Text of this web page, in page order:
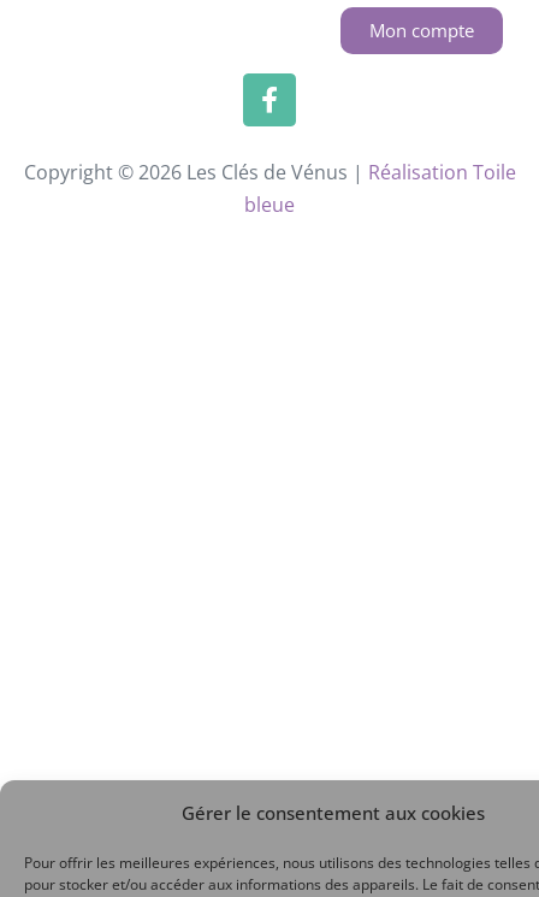
Gérer le consentement aux cookies
Pour offrir les meilleures expériences, nous utilisons des technologies telles
pour stocker et/ou accéder aux informations des appareils. Le fait de
Mon compte
Copyright © 2026 Les Clés de Vénus | Réalisation Toile
bleue